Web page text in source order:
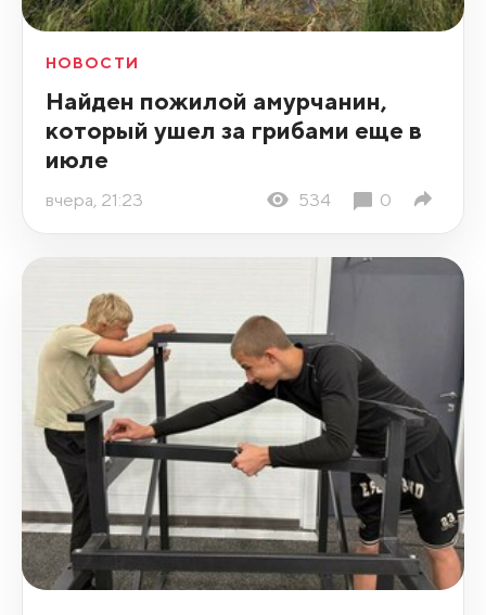
НОВОСТИ
Найден пожилой амурчанин,
который ушел за грибами еще в
июле
вчера, 21:23 534 0